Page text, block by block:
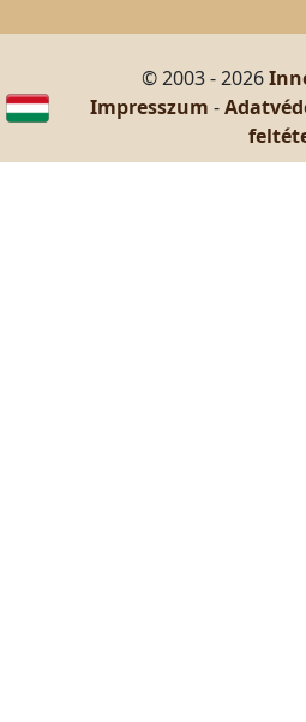
© 2003 - 2026
Impresszum -